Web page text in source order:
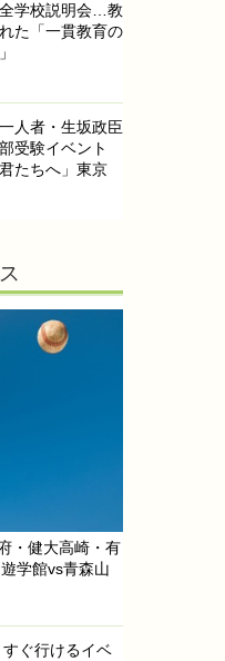
学校説明会…教
た「一貫教育の
人者・生坂政臣
受験イベント
たちへ」東京
・健大高崎・有
学館vs青森山
すぐ行けるイベ